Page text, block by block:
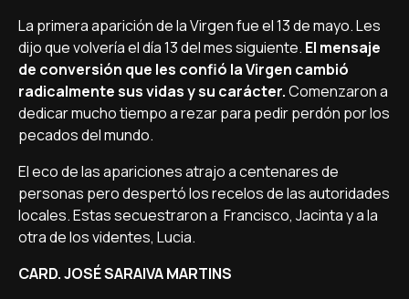
La primera aparición de la Virgen fue el 13 de mayo. Les
dijo que volverí­a el dí­a 13 del mes siguiente. El mensaje
de conversión que les confió la Virgen cambió
radicalmente sus vidas y su carácter.Comenzaron a
dedicar mucho tiempo a rezar para pedir perdón por los
pecados del mundo.
El eco de las apariciones atrajo a centenares de
personas pero despertó los recelos de las autoridades
locales. Estas secuestraron a Francisco, Jacinta y a la
otra de los videntes, Lucia.
CARD. JOSÉ SARAIVA MARTINS